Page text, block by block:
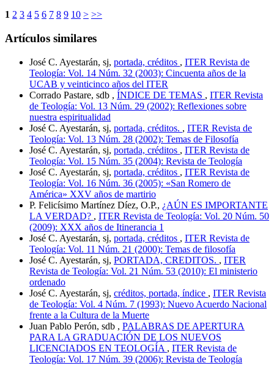
1 2 3 4 5 6 7 8 9 10 > >>
Artículos similares
José C. Ayestarán, sj, portada, créditos , ITER Revista de
Teología: Vol. 14 Núm. 32 (2003): Cincuenta años de la
UCAB y veinticinco años del ITER
Corrado Pastare, sdb , ÍNDICE DE TEMAS , ITER Revista
de Teología: Vol. 13 Núm. 29 (2002): Reflexiones sobre
nuestra espiritualidad
José C. Ayestarán, sj, portada, créditos. , ITER Revista de
Teología: Vol. 13 Núm. 28 (2002): Temas de Filosofía
José C. Ayestarán, sj, portada, créditos , ITER Revista de
Teología: Vol. 15 Núm. 35 (2004): Revista de Teología
José C. Ayestarán, sj, portada, créditos , ITER Revista de
Teología: Vol. 16 Núm. 36 (2005): «San Romero de
América» XXV años de martirio
P. Felicísimo Martínez Díez, O.P., ¿AÚN ES IMPORTANTE
LA VERDAD? , ITER Revista de Teología: Vol. 20 Núm. 50
(2009): XXX años de Itinerancia 1
José C. Ayestarán, sj, portada, créditos , ITER Revista de
Teología: Vol. 11 Núm. 21 (2000): Temas de filosofía
José C. Ayestarán, sj, PORTADA, CREDITOS. , ITER
Revista de Teología: Vol. 21 Núm. 53 (2010): El ministerio
ordenado
José C. Ayestarán, sj, créditos, portada, índice , ITER Revista
de Teología: Vol. 4 Núm. 7 (1993): Nuevo Acuerdo Nacional
frente a la Cultura de la Muerte
Juan Pablo Perón, sdb , PALABRAS DE APERTURA
PARA LA GRADUACIÓN DE LOS NUEVOS
LICENCIADOS EN TEOLOGÍA , ITER Revista de
Teología: Vol. 17 Núm. 39 (2006): Revista de Teología